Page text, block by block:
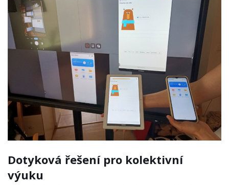
Dotyková řešení pro kolektivní
výuku